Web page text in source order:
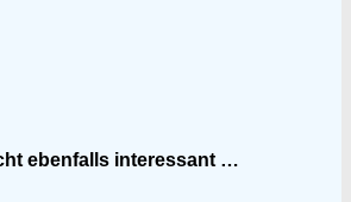
ebenfalls interessant …